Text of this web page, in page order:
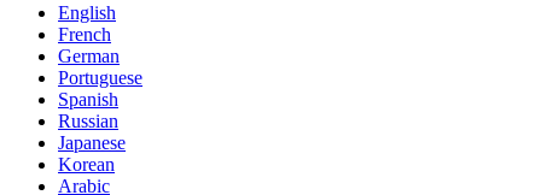
English
French
German
Portuguese
Spanish
Russian
Japanese
Korean
Arabic